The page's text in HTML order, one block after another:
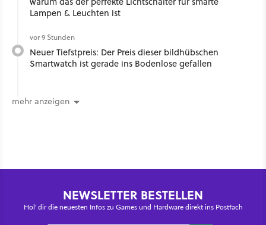
Lampen & Leuchten ist
vor 9 Stunden
Neuer Tiefstpreis: Der Preis dieser bildhübschen
Smartwatch ist gerade ins Bodenlose gefallen
mehr anzeigen
NEWSLETTER BESTELLEN
Hol' dir die neuesten Infos zu Games und Hardware direkt ins Postfach